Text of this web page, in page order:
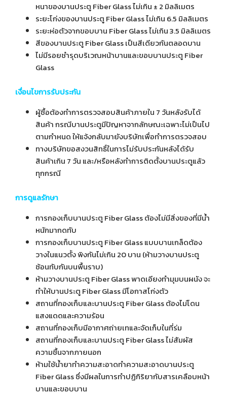
หนาของบานประตู Fiber Glass ไม่เกิน ± 2 มิลลิเมตร
ระยะโก่งของบานประตู Fiber Glass ไม่เกิน 6.5 มิลลิเมตร
ระยะห่อตัวจากขอบบาน Fiber Glass ไม่เกิน 3.5 มิลลิเมตร
สีของบานประตู Fiber Glass เป็นสีเดียวกันตลอดบาน
ไม่มีรอยชำรุดบริเวณหน้าบานและขอบบานประตู Fiber
Glass
เงื่อนไขการรับประกัน
ผู้ซื้อต้องทำการตรวจสอบสินค้าภายใน 7 วันหลังรับได้
สินค้า กรณีบานประตูมีปัญหาจากลักษณะเฉพาะไม่เป็นไป
ตามกำหนด ให้แจ้งกลับมายังบริษัทเพื่อทำการตรวจสอบ
ทางบริษัทขอสงวนสิทธิ์ในการไม่รับประกันหลังได้รับ
สินค้าเกิน 7 วัน และ/หรือหลังทำการติดตั้งบานประตูแล้ว
ทุกกรณี
การดูแลรักษา
การกองเก็บบานประตู Fiber Glass ต้องไม่มีสิ่งของที่มีน้ำ
หนักมากดทับ
การกองเก็บบานประตู Fiber Glass แบบบานเกล็ดต้อง
วางในแนวตั้ง พิงกันไม่เกิน 20 บาน (ห้ามวางบานประตู
ซ้อนทับกันบนพื้นราบ)
ห้ามวางบานประตู Fiber Glass พาดเอียงทำมุมบนผนัง จะ
ทำให้บานประตู Fiber Glass มีโอกาสโก่งตัว
สถานที่กองเก็บและบานประตู Fiber Glass ต้องไม่โดน
แสงแดดและความร้อน
สถานที่กองเก็บมีอากาศถ่ายเทและจัดเก็บในที่ร่ม
สถานที่กองเก็บและบานประตู Fiber Glass ไม่สัมผัส
ความชื้นจากภายนอก
ห้ามใช้น้ำยาทำความสะอาดทำความสะอาดบานประตู
Fiber Glass ซึ่งมีผลในการทำปฏิกิริยากับสารเคลือบหน้า
บานและขอบบาน